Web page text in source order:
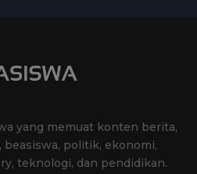
yang memuat konten berita,
politik, ekonomi,
teknologi, dan pendidikan.